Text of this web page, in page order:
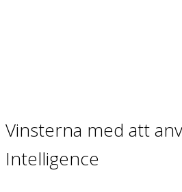
Vinsterna med att
Intelligence